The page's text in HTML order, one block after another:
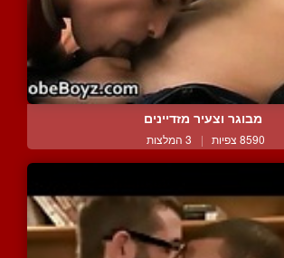
מבוגר וצעיר מזדיינים
8590 צפיות | 3 המלצות